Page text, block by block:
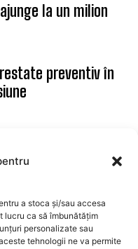
a stoca și/sau accesa
lucru ca să îmbunătățim
personalizate sau
tehnologii ne va permite
la un milion
preventiv în
pentru